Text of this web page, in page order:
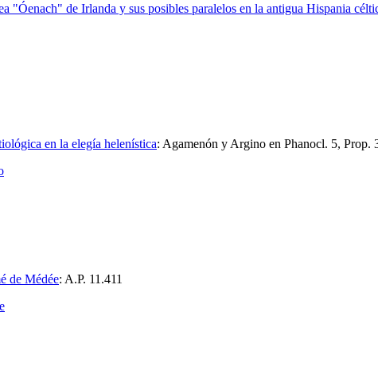
"Óenach" de Irlanda y sus posibles paralelos en la antigua Hispania
en la elegía helenística: Agamenón y Argino en Phanocl. 5,
de Médée: A.P. 11.411